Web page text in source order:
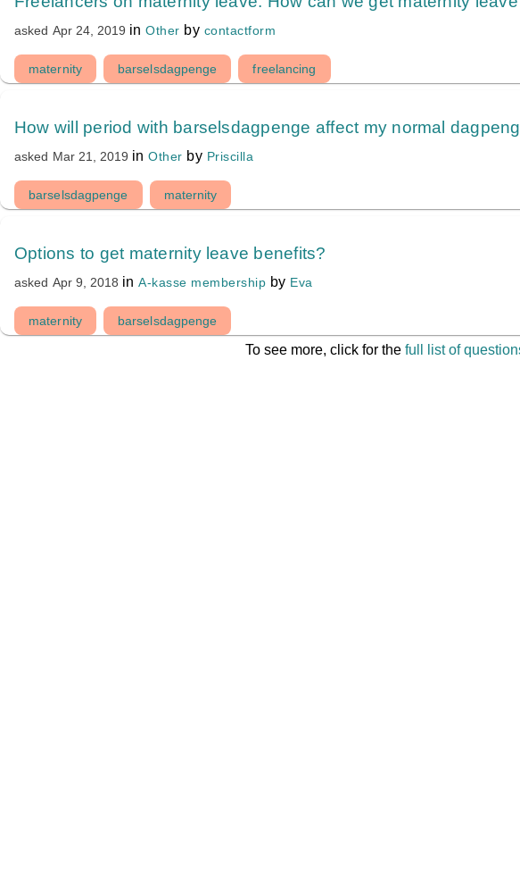
asked Apr 24, 2019 inOther by contactform
maternity barselsdagpenge freelancing
How will period with barselsdagpenge affect my normal
asked Mar 21, 2019 inOther by Priscilla
barselsdagpenge maternity
Options to get maternity leave benefits?
asked Apr 9, 2018 inA-kasse membership by Eva
maternity barselsdagpenge
To see more, click for the full list of